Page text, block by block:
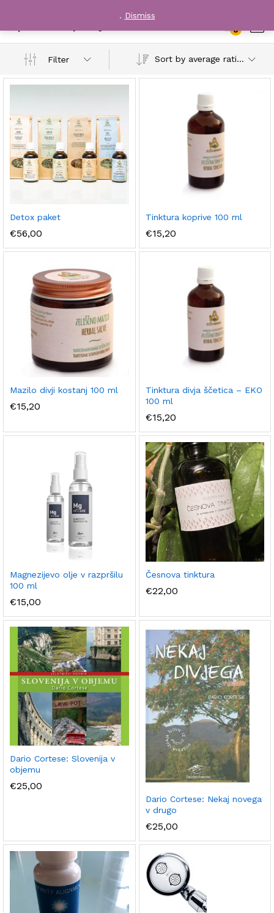
0
Filter Sort by average rating
Detox paket
€56,00
Tinktura koprive 100 ml
€15,20
Mazilo divji kostanj 100 ml
€15,20
Tinktura divja ščetica – EKO
100 ml
€15,20
Magnezijevo olje v razpršilu
100 ml
€15,00
Česnova tinktura
€22,00
Dario Cortese: Slovenija v
objemu
€25,00
Dario Cortese: Nekaj novega
v drugo
€25,00
. Dismiss